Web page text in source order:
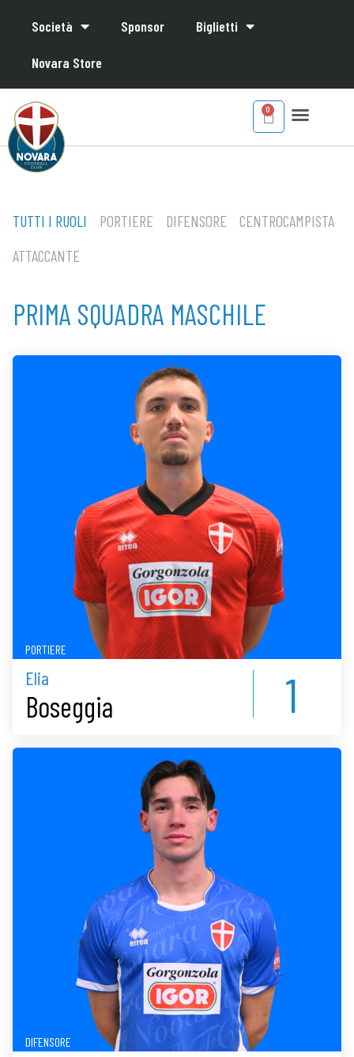
Società Sponsor Biglietti
Novara Store
TUTTI I RUOLI PORTIERE DIFENSORE
CENTROCAMPISTA
ATTACCANTE
PRIMA SQUADRA MASCHILE
PORTIERE
Elia
Boseggia 1
DIFENSORE